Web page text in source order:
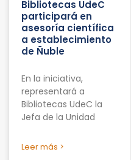
Bibliotecas UdeC
participará en
asesoría científica
a establecimiento
de Ñuble
En la iniciativa,
representará a
Bibliotecas UdeC la
Jefa de la Unidad
Leer más >